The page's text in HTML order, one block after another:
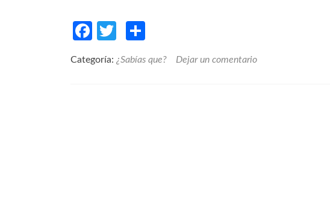
Facebook
Twitter
Categoría: ¿Sabías que? Dejar un comentario